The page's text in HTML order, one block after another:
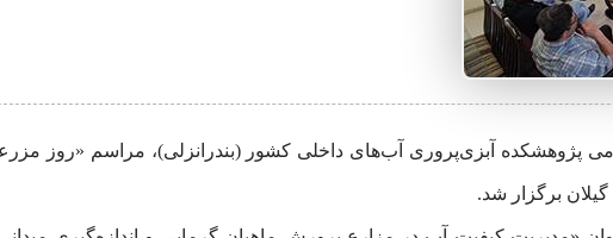
برگزار شد.